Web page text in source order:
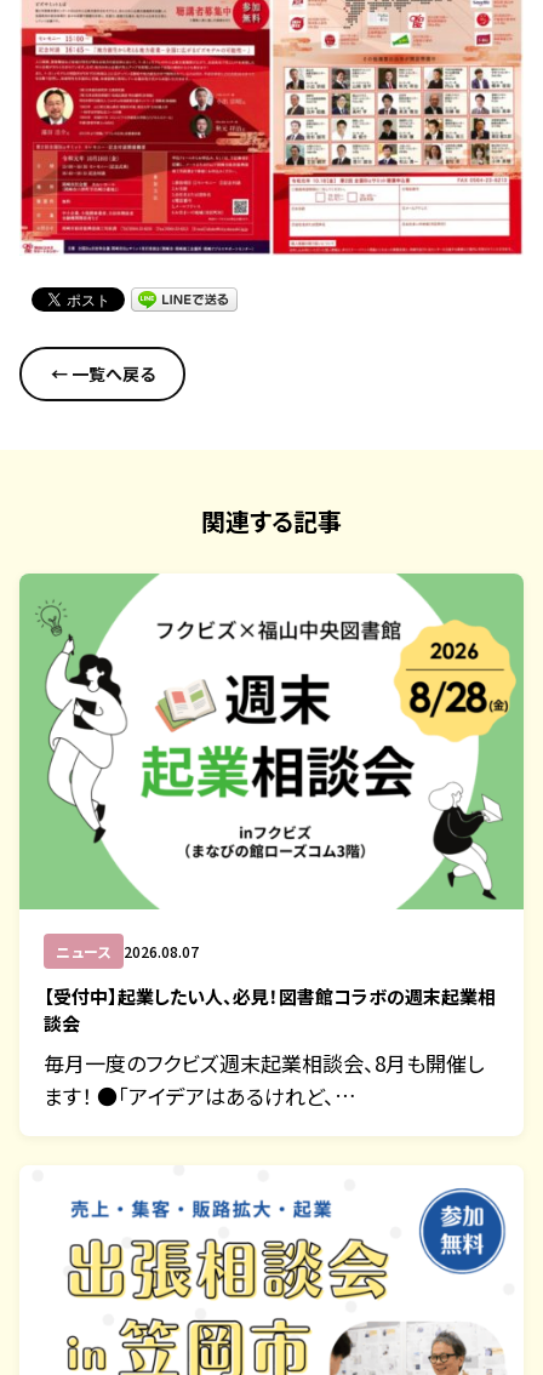
← 一覧へ戻る
関連する記事
ニュース 2026.08.07
【受付中】起業したい人、必見！図書館コラボの週末起業相
談会
毎月一度のフクビズ週末起業相談会、8月も開催し
ます！ ●「アイデアはあるけれど、…